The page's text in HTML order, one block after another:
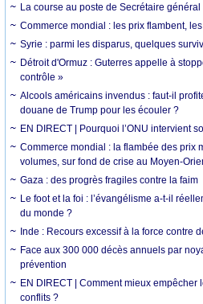
La course au poste de Secrétaire général
Commerce mondial : les prix flambent,
Syrie : parmi les disparus, quelques
Détroit d'Ormuz : Guterres appelle à
contrôle »
Alcools américains invendus : faut-il
douane de Trump pour les écouler ?
EN DIRECT | Pourquoi l’ONU intervient
Commerce mondial : la flambée des prix
volumes, sur fond de crise au Moyen-
Gaza : des progrès fragiles contre la faim
Le foot et la foi : l’évangélisme a-t-il
du monde ?
Inde : Recours excessif à la force contre
Face aux 300 000 décès annuels par
prévention
EN DIRECT | Comment mieux
conflits ?